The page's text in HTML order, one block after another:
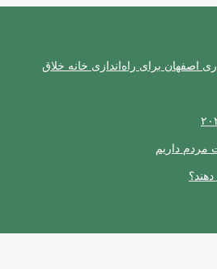
اصفهان برای راه‌اندازی خانه خلاق
مردم داریم